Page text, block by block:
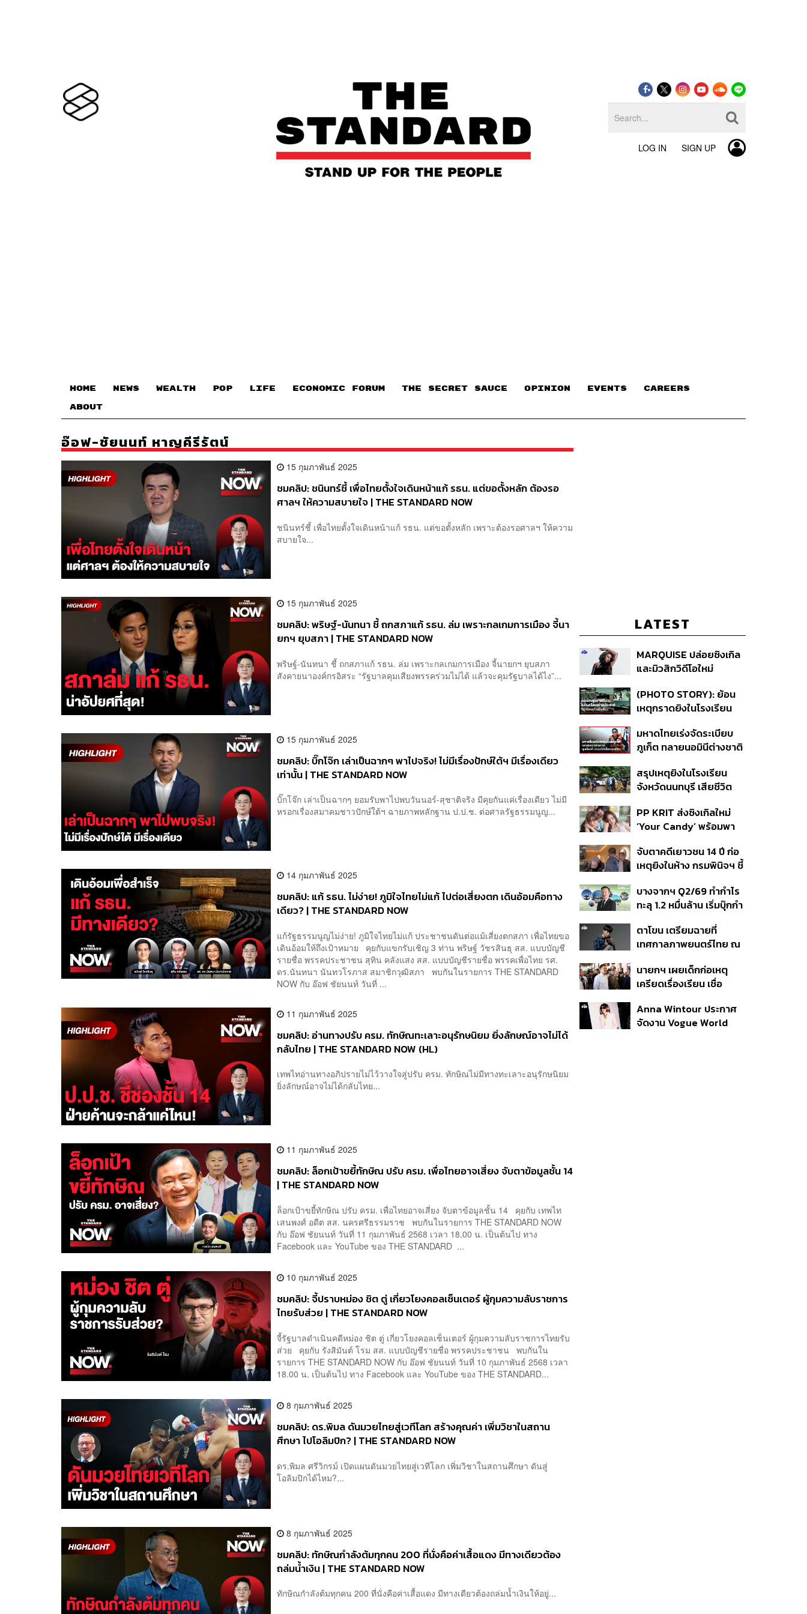
LOG IN SIGN UP
HOME NEWS WEALTH POP LIFE ECONOMIC FORUM THE SECRET SAUCE​ OPINION EVENTS CAREERS
ABOUT
อ๊อฟ-ชัยนนท์ หาญคีรีรัตน์
15 กุมภาพันธ์ 2025
ชมคลิป: ชนินทร์ชี้ เพื่อไทยตั้งใจเดินหน้าแก้ รธน. แต่ขอตั้งหลัก ต้องรอ
ศาลฯ ให้ความสบายใจ | THE STANDARD NOW
ชนินทร์ชี้ เพื่อไทยตั้งใจเดินหน้าแก้ รธน. แต่ขอตั้งหลัก เพราะต้องรอศาลฯ ให้ความ
สบายใจ...
15 กุมภาพันธ์ 2025
ชมคลิป: พริษฐ์-นันทนา ชี้ ถกสภาแก้ รธน. ล่ม เพราะกลเกมการเมือง จี้นา
ยกฯ ยุบสภา | THE STANDARD NOW
พริษฐ์-นันทนา ชี้ ถกสภาแก้ รธน. ล่ม เพราะกลเกมการเมือง จี้นายกฯ ยุบสภา
สังคายนาองค์กรอิสระ “รัฐบาลคุมเสียงพรรคร่วมไม่ได้ แล้วจะคุมรัฐบาลได้ไง”...
15 กุมภาพันธ์ 2025
ชมคลิป: บิ๊กโจ๊ก เล่าเป็นฉากๆ พาไปจริง! ไม่มีเรื่องปักษ์ใต้ฯ มีเรื่องเดียว
เท่านั้น | THE STANDARD NOW
บิ๊กโจ๊ก เล่าเป็นฉากๆ ยอมรับพาไปพบวันนอร์-สุชาติจริง มีคุยกันแค่เรื่องเดียว ไม่มี
หรอกเรื่องสมาคมชาวปักษ์ใต้ฯ ฉายภาพหลักฐาน ป.ป.ช. ต่อศาลรัฐธรรมนูญ...
14 กุมภาพันธ์ 2025
ชมคลิป: แก้ รธน. ไม่ง่าย! ภูมิใจไทยไม่แก้ ไปต่อเสี่ยงตก เดินอ้อมคือทาง
เดียว? | THE STANDARD NOW
แก้รัฐธรรมนูญไม่ง่าย! ภูมิใจไทยไม่แก้ ประชาชนดันต่อแม้เสี่ยงตกสภา เพื่อไทยขอ
เดินอ้อมให้ถึงเป้าหมาย คุยกับแขกรับเชิญ 3 ท่าน พริษฐ์ วัชรสินธุ สส. แบบบัญชี
รายชื่อ พรรคประชาชน สุทิน คลังแสง สส. แบบบัญชีรายชื่อ พรรคเพื่อไทย รศ.
ดร.นันทนา นันทวโรภาส สมาชิกวุฒิสภา พบกันในรายการ THE STANDARD
NOW กับ อ๊อฟ ชัยนนท์ วันที่ ...
11 กุมภาพันธ์ 2025
ชมคลิป: อ่านทางปรับ ครม. ทักษิณทะเลาะอนุรักษนิยม ยิ่งลักษณ์อาจไม่ได้
กลับไทย | THE STANDARD NOW (HL)
เทพไทอ่านทางอภิปรายไม่ไว้วางใจสู่ปรับ ครม. ทักษิณไม่มีทางทะเลาะอนุรักษนิยม
ยิ่งลักษณ์อาจไม่ได้กลับไทย...
11 กุมภาพันธ์ 2025
ชมคลิป: ล็อกเป้าขยี้ทักษิณ ปรับ ครม. เพื่อไทยอาจเสี่ยง จับตาข้อมูลชั้น 14
| THE STANDARD NOW
ล็อกเป้าขยี้ทักษิณ ปรับ ครม. เพื่อไทยอาจเสี่ยง จับตาข้อมูลชั้น 14 คุยกับ เทพไท
เสนพงศ์ อดีต สส. นครศรีธรรมราช พบกันในรายการ THE STANDARD NOW
กับ อ๊อฟ ชัยนนท์ วันที่ 11 กุมภาพันธ์ 2568 เวลา 18.00 น. เป็นต้นไป ทาง
Facebook และ YouTube ของ THE STANDARD ...
10 กุมภาพันธ์ 2025
ชมคลิป: จี้ปราบหม่อง ชิต ตู่ เกี่ยวโยงคอลเซ็นเตอร์ ผู้กุมความลับราชการ
ไทยรับส่วย | THE STANDARD NOW
จี้รัฐบาลดำเนินคดีหม่อง ชิต ตู่ เกี่ยวโยงคอลเซ็นเตอร์ ผู้กุมความลับราชการไทยรับ
ส่วย คุยกับ รังสิมันต์ โรม สส. แบบบัญชีรายชื่อ พรรคประชาชน พบกันใน
รายการ THE STANDARD NOW กับ อ๊อฟ ชัยนนท์ วันที่ 10 กุมภาพันธ์ 2568 เวลา
18.00 น. เป็นต้นไป ทาง Facebook และ YouTube ของ THE STANDARD...
8 กุมภาพันธ์ 2025
ชมคลิป: ดร.พิมล ดันมวยไทยสู่เวทีโลก สร้างคุณค่า เพิ่มวิชาในสถาน
ศึกษา ไปโอลิมปิก? | THE STANDARD NOW
ดร.พิมล ศรีวิกรม์ เปิดแผนดันมวยไทยสู่เวทีโลก เพิ่มวิชาในสถานศึกษา ดันสู่
โอลิมปิกได้ไหม?...
8 กุมภาพันธ์ 2025
ชมคลิป: ทักษิณกำลังต้มทุกคน 200 ที่นั่งคือค่าเสื้อแดง มีทางเดียวต้อง
ถล่มน้ำเงิน | THE STANDARD NOW
ทักษิณกำลังต้มทุกคน 200 ที่นั่งคือค่าเสื้อแดง มีทางเดียวต้องถล่มน้ำเงินให้อยู่...
LATEST
MARQUISE ปล่อยซิงเกิล
และมิวสิกวิดีโอใหม่
สัมพันธ์สุด Toxic
(PHOTO STORY): ย้อน
เหตุกราดยิงในโรงเรียน
นักเรียน
มหาดไทยเร่งจัดระเบียบ
ภูเก็ต ทลายนอมินีต่างชาติ
ที่ดิน เคลียร์ใบอนุญาต
โรงแรมค้าง 7 ปี
สรุปเหตุยิงในโรงเรียน
จังหวัดนนทบุรี เสียชีวิต
ปมค้นประวัติคดีกราดยิงที่
สหรัฐฯ
PP KRIT ส่งซิงเกิลใหม่
‘Your Candy’ พร้อมพา
สิกวิดีโอ
จับตาคดีเยาวชน 14 ปี ก่อ
เหตุยิงในห้าง กรมพินิจฯ ชี้
เนื่อง ประเมินปล่อยตัว
บางจากฯ Q2/69 ทำกำไร
ทะลุ 1.2 หมื่นล้าน เริ่มบุ๊กกำ
แรก หนุนรายได้ครึ่งปีทะลุ
3.2 แสนล้าน
ตาโขน เตรียมฉายที่
เทศกาลภาพยนตร์ไทย ณ
นายกฯ เผยเด็กก่อเหตุ
เครียดเรื่องเรียน เชื่อ
กระสุนอีกกว่า 30 นัด หาก
ไม่จบชีวิตตัวเองอาจสูญ
Anna Wintour ประกาศ
จัดงาน Vogue World